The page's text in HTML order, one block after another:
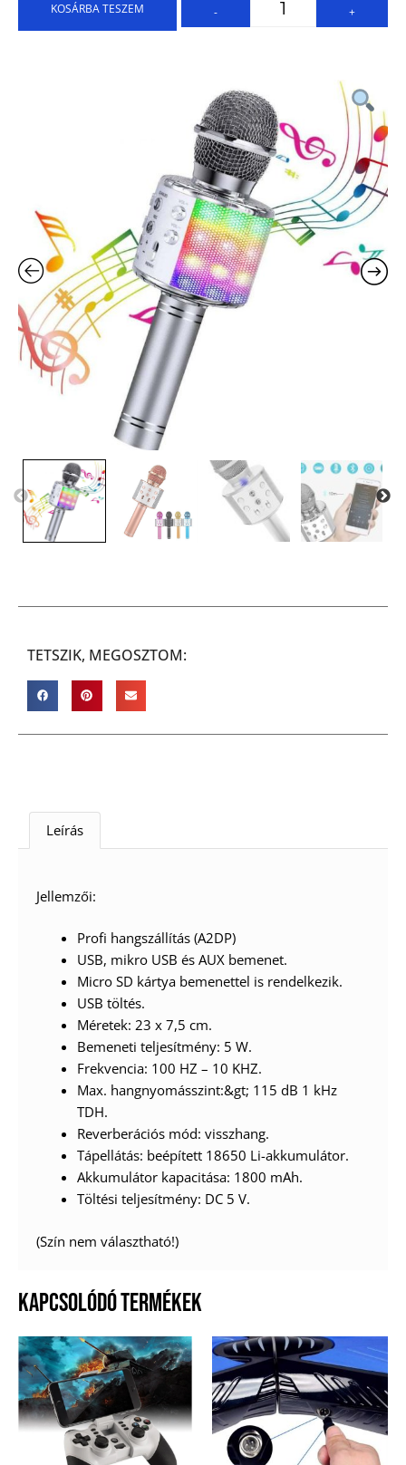
- +
KOSÁRBA TESZEM
TETSZIK, MEGOSZTOM:
Leírás
Jellemzői:
Profi hangszállítás (A2DP)
USB, mikro USB és AUX bemenet.
Micro SD kártya bemenettel is rendelkezik.
USB töltés.
Méretek: 23 x 7,5 cm.
Bemeneti teljesítmény: 5 W.
Frekvencia: 100 HZ – 10 KHZ.
Max. hangnyomásszint:&gt; 115 dB 1 kHz
TDH.
Reverberációs mód: visszhang.
Tápellátás: beépített 18650 Li-akkumulátor.
Akkumulátor kapacitása: 1800 mAh.
Töltési teljesítmény: DC 5 V.
(Szín nem választható!)
KAPCSOLÓDÓ TERMÉKEK